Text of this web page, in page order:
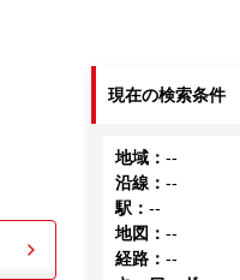
現在の検索条件
地域 ：--
沿線 ：--
駅 ：--
地図 ：--
経路 ：--